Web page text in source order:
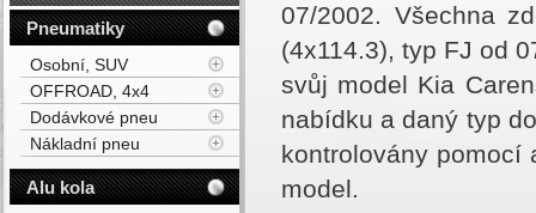
07/2002. Všechna
(4x114.3), typ FJ od
svůj model Kia
nabídku a daný typ
kontrolovány pomocí
model.
Pneumatiky
Osobní, SUV
OFFROAD, 4x4
Dodávkové pneu
Nákladní pneu
Alu kola